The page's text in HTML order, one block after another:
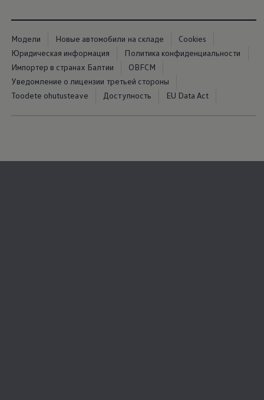
Модели Новые автомобили на складе
Cookies
Юридическая информация
Политика конфиденциальности
Импортер в странах Балтии
OBFCM
Уведомление о лицензии третьей стороны
Toodete ohutusteave
Доступность EU Data Act